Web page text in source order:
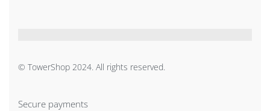
© TowerShop 2024. All rights reserved.
Secure payments